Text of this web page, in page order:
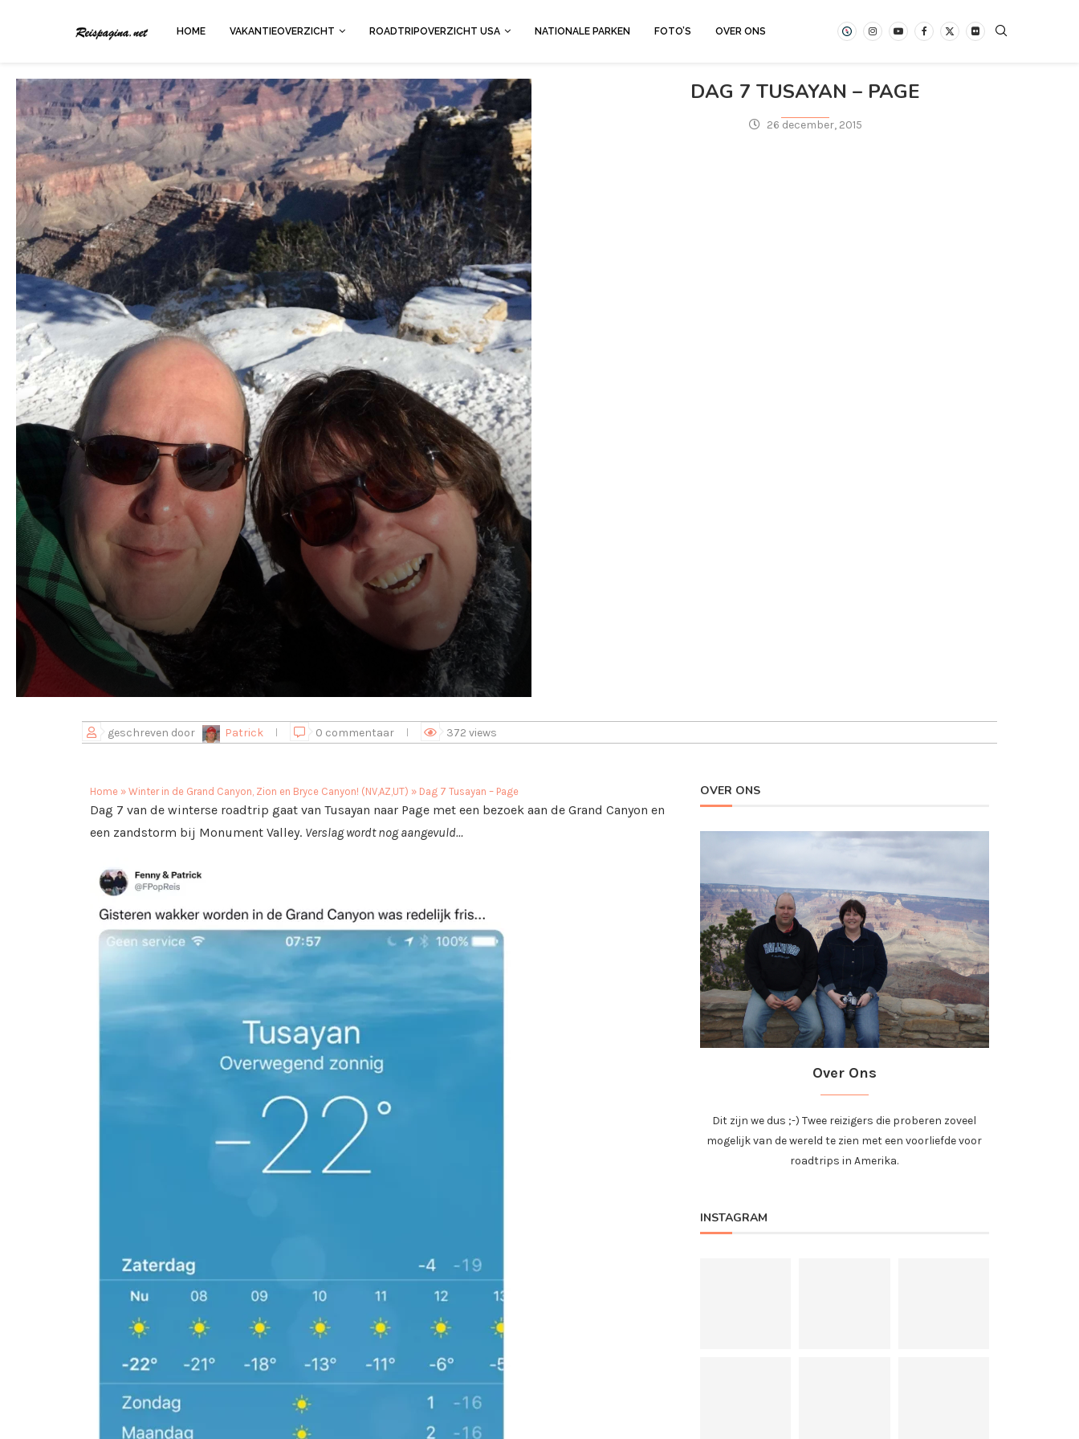
HOME VAKANTIEOVERZICHT ROADTRIPOVERZICHT USA NATIONALE PARKEN FOTO’S OVER ONS
DAG 7 TUSAYAN – PAGE
26 december, 2015
geschreven door Patrick 0 commentaar 372 views
Home » Winter in de Grand Canyon, Zion en Bryce Canyon! (NV,AZ,UT) » Dag 7 Tusayan – Page
Dag 7 van de winterse roadtrip gaat van Tusayan naar Page met een bezoek aan de Grand Canyon en
een zandstorm bij Monument Valley. Verslag wordt nog aangevuld…
OVER ONS
Over Ons
Dit zijn we dus ;-) Twee reizigers die proberen zoveel
mogelijk van de wereld te zien met een voorliefde voor
roadtrips in Amerika.
INSTAGRAM